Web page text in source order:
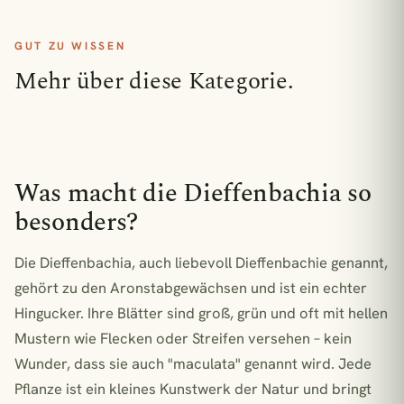
GUT ZU WISSEN
Mehr über diese Kategorie.
Was macht die Dieffenbachia so
besonders?
Die Dieffenbachia, auch liebevoll Dieffenbachie genannt,
gehört zu den Aronstabgewächsen und ist ein echter
Hingucker. Ihre Blätter sind groß, grün und oft mit hellen
Mustern wie Flecken oder Streifen versehen – kein
Wunder, dass sie auch "maculata" genannt wird. Jede
Pflanze ist ein kleines Kunstwerk der Natur und bringt
Aglaomorpha Coronans